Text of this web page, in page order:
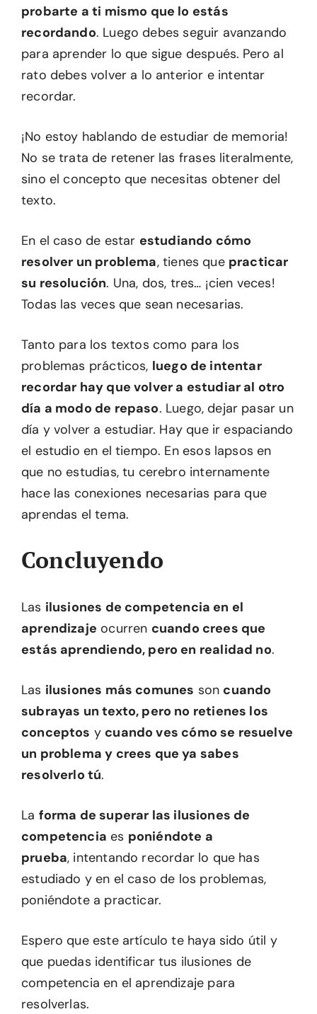
probarte a ti mismo que lo estás
recordando. Luego debes seguir avanzando
para aprender lo que sigue después. Pero al
rato debes volver a lo anterior e intentar
recordar.
¡No estoy hablando de estudiar de memoria!
No se trata de retener las frases literalmente,
sino el concepto que necesitas obtener del
texto.
En el caso de estar estudiando cómo
resolver un problema, tienes que practicar
su resolución. Una, dos, tres… ¡cien veces!
Todas las veces que sean necesarias.
Tanto para los textos como para los
problemas prácticos, luego de intentar
recordar hay que volver a estudiar al otro
día a modo de repaso. Luego, dejar pasar un
día y volver a estudiar. Hay que ir espaciando
el estudio en el tiempo. En esos lapsos en
que no estudias, tu cerebro internamente
hace las conexiones necesarias para que
aprendas el tema.
Concluyendo
Las ilusiones de competencia en el
aprendizaje ocurren cuando crees que
estás aprendiendo, pero en realidad no.
Las ilusiones más comunes son cuando
subrayas un texto, pero no retienes los
conceptos y cuando ves cómo se resuelve
un problema y crees que ya sabes
resolverlo tú.
La forma de superar las ilusiones de
competencia es poniéndote a
prueba, intentando recordar lo que has
estudiado y en el caso de los problemas,
poniéndote a practicar.
Espero que este artículo te haya sido útil y
que puedas identificar tus ilusiones de
competencia en el aprendizaje para
resolverlas.